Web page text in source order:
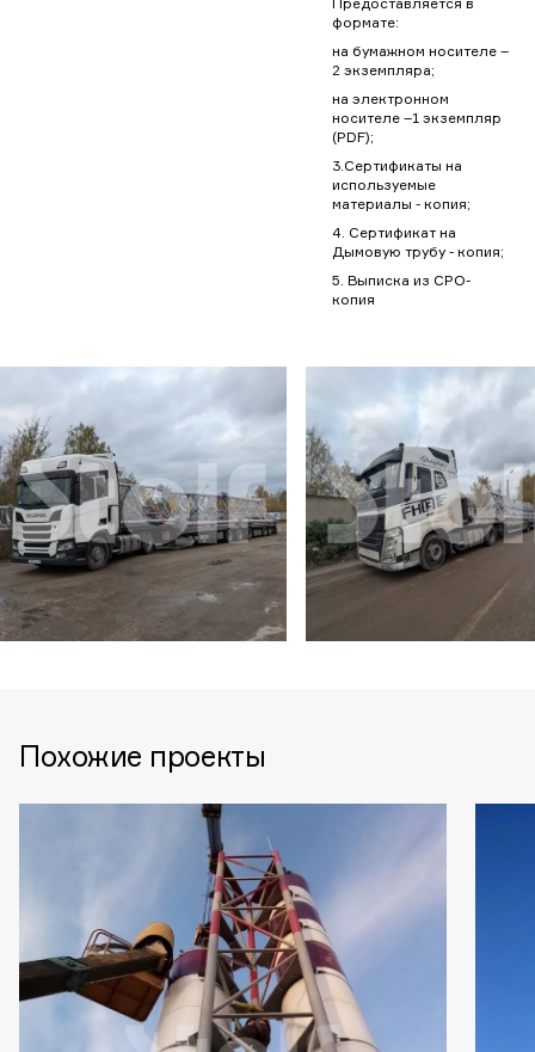
формате:
на бумажном носителе –
2 экземпляра;
на электронном
носителе –1 экземпляр
(PDF);
3.Сертификаты на
используемые
материалы - копия;
4. Сертификат на
Дымовую трубу - копия;
5. Выписка из СРО-
копия
Похожие проекты